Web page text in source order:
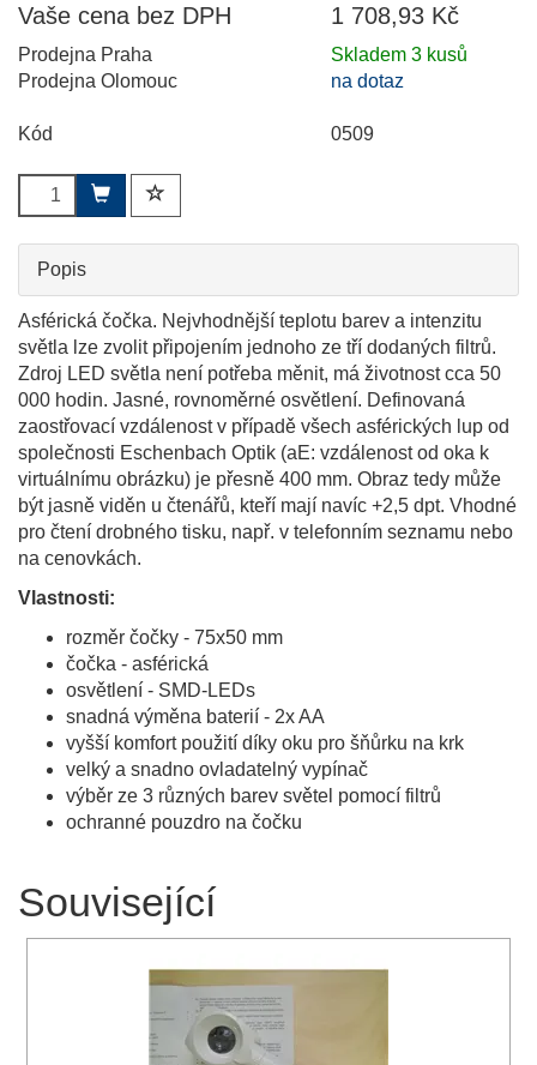
Vaše cena bez DPH
1 708,93 Kč
Prodejna Praha
Skladem 3 kusů
Prodejna Olomouc
na dotaz
Kód 0509
Popis
Asférická čočka. Nejvhodnější teplotu barev a intenzitu
světla lze zvolit připojením jednoho ze tří dodaných filtrů.
Zdroj LED světla není potřeba měnit, má životnost cca 50
000 hodin. Jasné, rovnoměrné osvětlení. Definovaná
zaostřovací vzdálenost v případě všech asférických lup od
společnosti Eschenbach Optik (aE: vzdálenost od oka k
virtuálnímu obrázku) je přesně 400 mm. Obraz tedy může
být jasně viděn u čtenářů, kteří mají navíc +2,5 dpt. Vhodné
pro čtení drobného tisku, např. v telefonním seznamu nebo
na cenovkách.
Vlastnosti:
rozměr čočky - 75x50 mm
čočka - asférická
osvětlení - SMD-LEDs
snadná výměna baterií - 2x AA
vyšší komfort použití díky oku pro šňůrku na krk
velký a snadno ovladatelný vypínač
výběr ze 3 různých barev světel pomocí filtrů
ochranné pouzdro na čočku
Související